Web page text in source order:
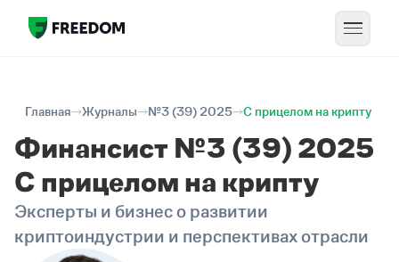
Главная Журналы №3 (39) 2025 С прицелом на крипту
Финансист №3 (39) 2025
С прицелом на крипту
Эксперты и бизнес о развитии
криптоиндустрии и перспективах отрасли